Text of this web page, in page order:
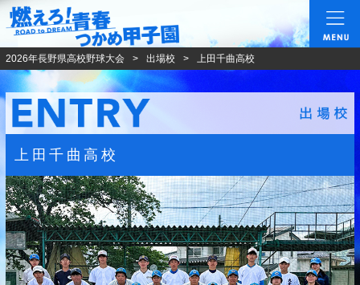
燃えろ!青春 つかめ
2026年長野県高校野球大会 出場校 上田千曲高校
上田千曲高校